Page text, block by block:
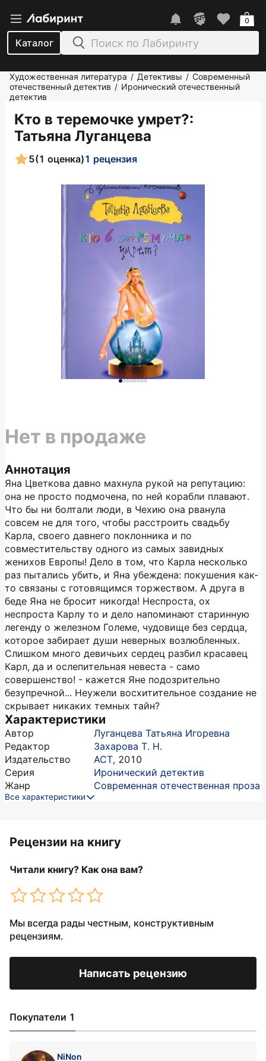
Каталог
0
Художественная литература / Детективы / Современный
отечественный детектив / Иронический отечественный
детектив
Кто в теремочке умрет?:
Татьяна Луганцева
5(1 оценка)1 рецензия
Аннотация
Яна Цветкова давно махнула рукой на репутацию:
она не просто подмочена, по ней корабли плавают.
Что бы ни болтали люди, в Чехию она рванула
совсем не для того, чтобы расстроить свадьбу
Карла, своего давнего поклонника и по
совместительству одного из самых завидных
женихов Европы! Дело в том, что Карла несколько
раз пытались убить, и Яна убеждена: покушения как-
то связаны с готовящимся торжеством. А друга в
беде Яна не бросит никогда! Неспроста, ох
неспроста Карлу то и дело напоминают старинную
легенду о железном Големе, чудовище без сердца,
которое забирает души неверных возлюбленных.
Слишком много девичьих сердец разбил красавец
Карл, да и ослепительная невеста - само
совершенство! - кажется Яне подозрительно
безупречной... Неужели восхитительное создание не
скрывает никаких темных тайн?
Характеристики
Автор
Луганцева Татьяна Игоревна
Редактор
Захарова Т. Н.
Издательство
АСТ, 2010
Серия
Иронический детектив
Жанр
Современная отечественная проза
Все характеристики
Нет в продаже
Рецензии на книгу
Читали книгу? Как она вам?
Мы всегда рады честным, конструктивным
рецензиям.
Написать рецензию
Покупатели 1
NiNon